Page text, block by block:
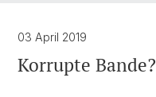
03 April 2019
Korrupte Bande?